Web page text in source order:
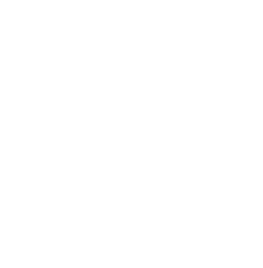
anche la Mole si
si è illuminata di rosa per